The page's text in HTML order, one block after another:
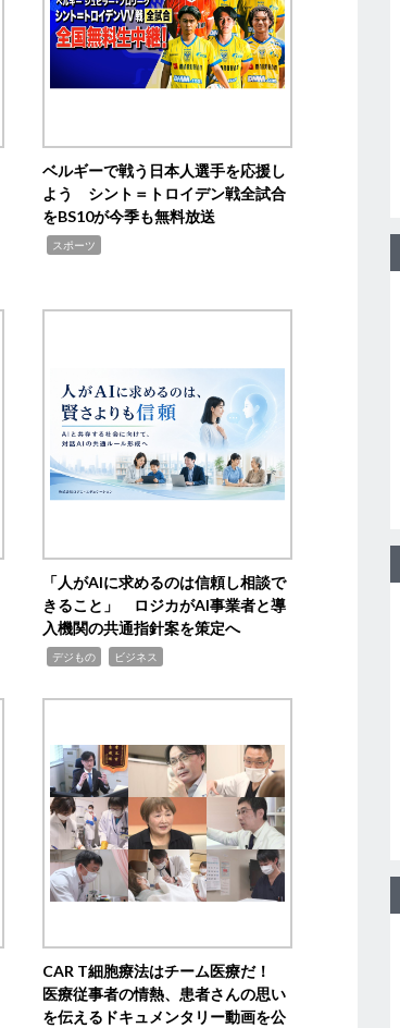
ベルギーで戦う日本人選手を応援し
よう シント＝トロイデン戦全試合
をBS10が今季も無料放送
スポーツ
「人がAIに求めるのは信頼し相談で
きること」 ロジカがAI事業者と導
入機関の共通指針案を策定へ
デジもの ビジネス
CAR T細胞療法はチーム医療だ！
医療従事者の情熱、患者さんの思い
を伝えるドキュメンタリー動画を公